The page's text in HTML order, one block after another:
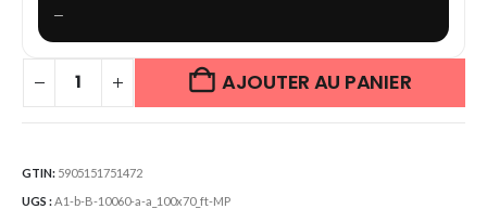
—
AJOUTER AU PANIER
GTIN: 5905151751472
UGS :A1-b-B-10060-a-a_100x70_ft-MP